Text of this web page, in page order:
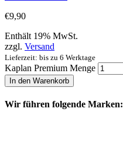
€9,90
Enthält 19% MwSt.
zzgl. Versand
Lieferzeit: bis zu 6 Werktage
Kaplan Premium Menge
In den Warenkorb
Wir führen folgende Marken: